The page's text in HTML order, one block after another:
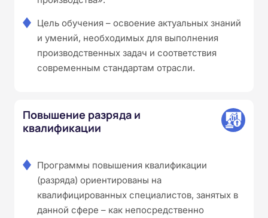
Цель обучения – освоение актуальных знаний
и умений, необходимых для выполнения
производственных задач и соответствия
современным стандартам отрасли.
Повышение разряда и
квалификации
Программы повышения квалификации
(разряда) ориентированы на
квалифицированных специалистов, занятых в
данной сфере – как непосредственно